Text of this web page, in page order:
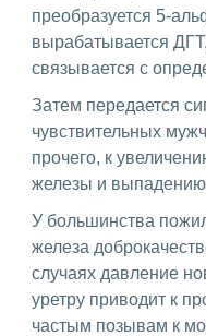
преобразуется 5-
вырабатывается
связывается с
Затем передается
чувствительных
прочего, к
железы и выпадению
У большинства
железа
случаях давление
уретру приводит к
частым позывам к